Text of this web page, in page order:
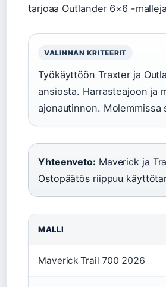
tarjoaa Outlander 6×6 -
VALINNAN KRITEERIT
Työkäyttöön Traxter ja
ansiosta. Harrasteajoon ja
ajonautinnon.
Yhteenveto: Maverick ja
Ostopäätös riippuu
MALLI
Maverick Trail 700 2026